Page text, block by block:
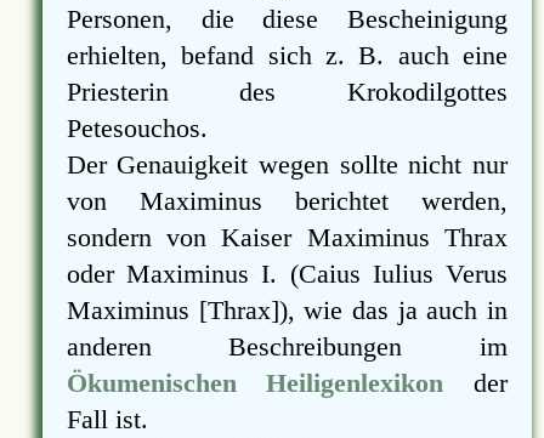
Personen, die diese Bescheinigung
erhielten, befand sich z. B. auch eine
Priesterin des Krokodilgottes
Petesouchos.
Der Genauigkeit wegen sollte nicht nur
von Maximinus berichtet werden,
sondern von Kaiser Maximinus Thrax
oder Maximinus I. (Caius Iulius Verus
Maximinus [Thrax]), wie das ja auch in
anderen Beschreibungen im
Ökumenischen Heiligenlexikon der
Fall ist.